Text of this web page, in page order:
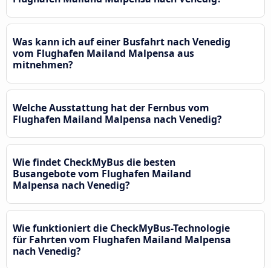
Was kann ich auf einer Busfahrt nach Venedig
vom Flughafen Mailand Malpensa aus
mitnehmen?
Welche Ausstattung hat der Fernbus vom
Flughafen Mailand Malpensa nach Venedig?
Wie findet CheckMyBus die besten
Busangebote vom Flughafen Mailand
Malpensa nach Venedig?
Wie funktioniert die CheckMyBus-Technologie
für Fahrten vom Flughafen Mailand Malpensa
nach Venedig?